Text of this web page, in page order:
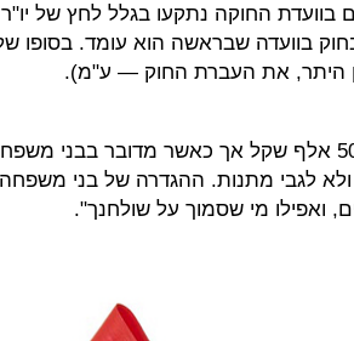
בוועדת החוקה נתקעו בגלל לחץ של
בוועדה שבראשה הוא עומד. בסופו
היתר, את העברת החוק — ע"מ).
ברכה: "המגבלה על מתנות היא 50 אלף שקל אך כאשר מדובר בבני
לגבי מתנות. ההגדרה של בני
ואפילו מי שסמוך על שולחנך".